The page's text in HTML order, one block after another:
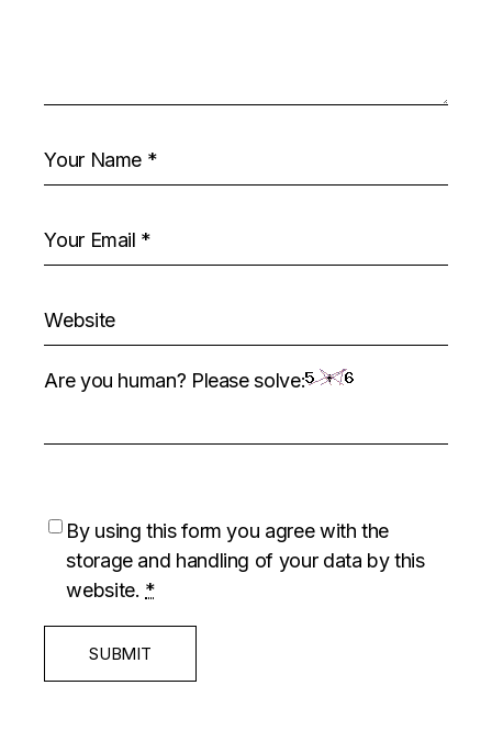
Are you human? Please solve:
By using this form you agree with the
storage and handling of your data by this
website. *
SUBMIT